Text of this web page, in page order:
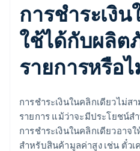
การชำระเงิ
ใช้ได้กับผลิ
รายการหรือไ
การชำระเงินในคลิกเดียวไม่
รายการ แม้ว่าจะมีประโยชน์
การชำระเงินในคลิกเดียวอาจ
สำหรับสินค้ามูลค่าสูง เช่น ตั๋วเ